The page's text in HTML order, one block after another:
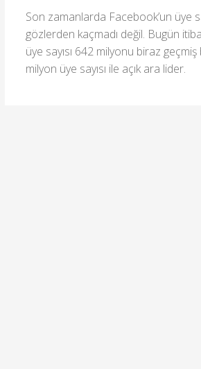
Son zamanlarda Facebook’un üye
gözlerden kaçmadı değil. Bugün
üye sayısı 642 milyonu biraz
milyon üye sayısı ile açık ara lider.